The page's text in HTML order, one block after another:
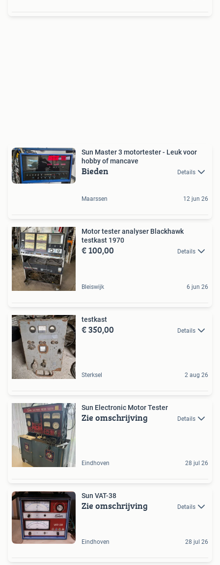
Sun Master 3 motortester - Leuk voor
hobby of mancave
Bieden Details
Maarssen 12 jun 26
Motor tester analyser Blackhawk
testkast 1970
€ 100,00 Details
Bleiswijk 6 jun 26
testkast
€ 350,00 Details
Sterksel 2 aug 26
Sun Electronic Motor Tester
Zie omschrijving Details
Eindhoven 28 jul 26
Sun VAT-38
Zie omschrijving Details
Eindhoven 28 jul 26